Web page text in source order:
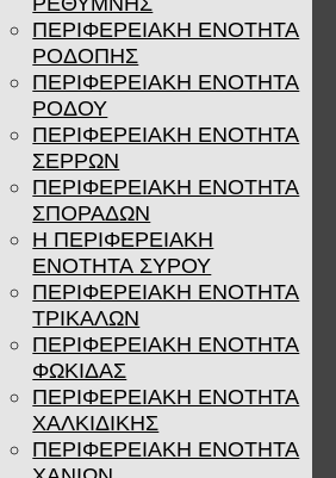
ΠΕΡΙΦΕΡΕΙΑΚΗ ΕΝΟΤΗΤΑ
ΡΟΔΟΠΗΣ
ΠΕΡΙΦΕΡΕΙΑΚΗ ΕΝΟΤΗΤΑ
ΡΟΔΟΥ
ΠΕΡΙΦΕΡΕΙΑΚΗ ΕΝΟΤΗΤΑ
ΣΕΡΡΩΝ
ΠΕΡΙΦΕΡΕΙΑΚΗ ΕΝΟΤΗΤΑ
ΣΠΟΡΑΔΩΝ
Η ΠΕΡΙΦΕΡΕΙΑΚΗ
ΕΝΟΤΗΤΑ ΣΥΡΟΥ
ΠΕΡΙΦΕΡΕΙΑΚΗ ΕΝΟΤΗΤΑ
ΤΡΙΚΑΛΩΝ
ΠΕΡΙΦΕΡΕΙΑΚΗ ΕΝΟΤΗΤΑ
ΦΩΚΙΔΑΣ
ΠΕΡΙΦΕΡΕΙΑΚΗ ΕΝΟΤΗΤΑ
ΧΑΛΚΙΔΙΚΗΣ
ΠΕΡΙΦΕΡΕΙΑΚΗ ΕΝΟΤΗΤΑ